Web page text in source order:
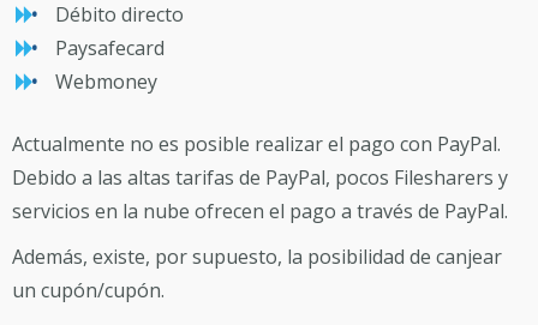
Débito directo
Paysafecard
Webmoney
Actualmente no es posible realizar el pago con PayPal.
Debido a las altas tarifas de PayPal, pocos Filesharers y
servicios en la nube ofrecen el pago a través de PayPal.
Además, existe, por supuesto, la posibilidad de canjear
un cupón/cupón.